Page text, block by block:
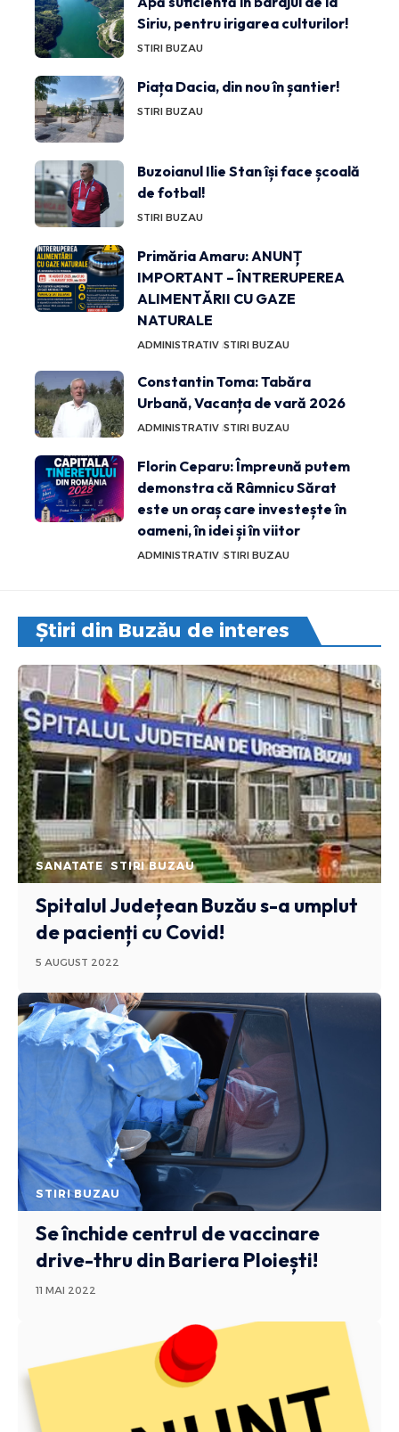
Siriu, pentru irigarea culturilor!
STIRI BUZAU
Piața Dacia, din nou în șantier!
STIRI BUZAU
Buzoianul Ilie Stan își face școală
de fotbal!
STIRI BUZAU
Primăria Amaru: ANUNȚ
IMPORTANT – ÎNTRERUPEREA
ALIMENTĂRII CU GAZE
NATURALE
ADMINISTRATIV STIRI BUZAU
Constantin Toma: Tabăra
Urbană, Vacanța de vară 2026
ADMINISTRATIV STIRI BUZAU
Florin Ceparu: Împreună putem
demonstra că Râmnicu Sărat
este un oraș care investește în
oameni, în idei și în viitor
ADMINISTRATIV STIRI BUZAU
Știri din Buzău de interes
SANATATE STIRI BUZAU
Spitalul Județean Buzău s-a umplut
de pacienți cu Covid!
5 AUGUST 2022
STIRI BUZAU
Se închide centrul de vaccinare
drive-thru din Bariera Ploiești!
11 MAI 2022